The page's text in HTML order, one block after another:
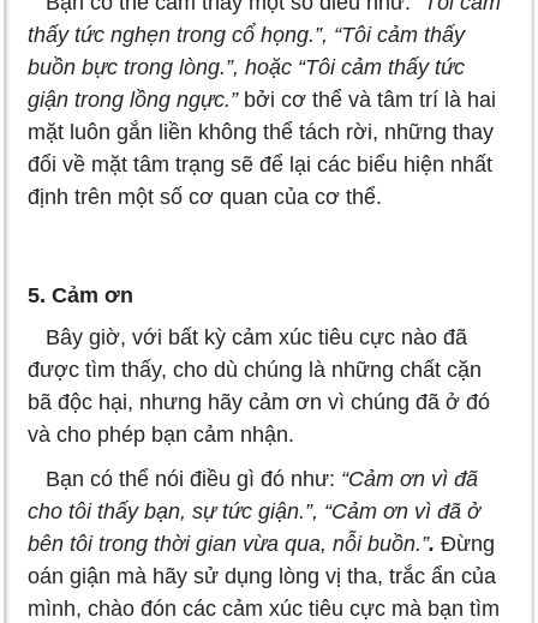
thấy tức nghẹn trong cổ họng.”, “Tôi cảm thấy
buồn bực trong lòng.”, hoặc “Tôi cảm thấy tức
giận trong lồng ngực.” bởi cơ thể và tâm trí là hai
mặt luôn gắn liền không thể tách rời, những thay
đổi về mặt tâm trạng sẽ để lại các biểu hiện nhất
định trên một số cơ quan của cơ thể.
5. Cảm ơn
Bây giờ, với bất kỳ cảm xúc tiêu cực nào đã
được tìm thấy, cho dù chúng là những chất cặn
bã độc hại, nhưng hãy cảm ơn vì chúng đã ở đó
và cho phép bạn cảm nhận.
Bạn có thể nói điều gì đó như: “Cảm ơn vì đã
cho tôi thấy bạn, sự tức giận.”, “Cảm ơn vì đã ở
bên tôi trong thời gian vừa qua, nỗi buồn.”. Đừng
oán giận mà hãy sử dụng lòng vị tha, trắc ẩn của
mình, chào đón các cảm xúc tiêu cực mà bạn tìm